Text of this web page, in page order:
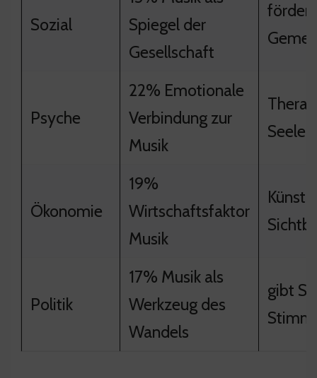
Sozial
Spiegel der
Gesellschaft
fördert
Psyche
22% Emotionale
Verbindung zur
Musik
Seele
Ökonomie
19%
Wirtschaftsfaktor
Musik
Politik
17% Musik als
Werkzeug des
Wandels
gibt